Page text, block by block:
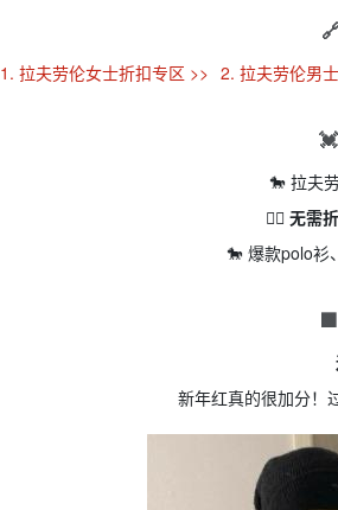
1. 拉夫劳伦女士折扣专区 >> 2. 拉夫劳伦男
🐎 拉夫
👉🏻 无
🐎 爆款polo衫
新年红真的很加分！